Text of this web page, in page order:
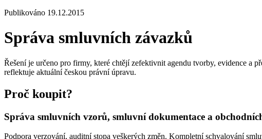
Publikováno 19.12.2015
Správa smluvních závazků
Řešení je určeno pro firmy, které chtějí zefektivnit agendu tvorby, evidence a
reflektuje aktuální českou právní úpravu.
Proč koupit?
Správa smluvních vzorů, smluvní dokumentace a
Podpora verzování, auditní stopa veškerých změn. Kompletní schvalování